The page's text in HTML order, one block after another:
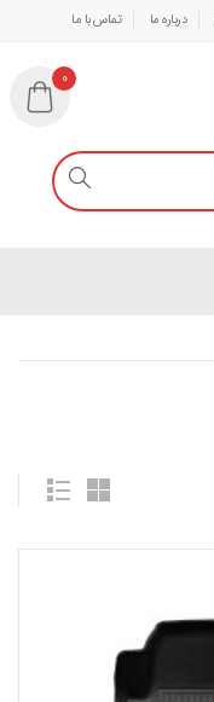
درباره ما تماس با ما
0